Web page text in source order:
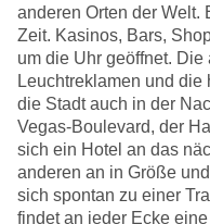
anderen Orten der Welt.
Zeit. Kasinos, Bars,
um die Uhr geöffnet.
Leuchtreklamen und
die Stadt auch in der
Vegas-Boulevard, der
sich ein Hotel an das
anderen an in Größe
sich spontan zu einer
findet an jeder Ecke